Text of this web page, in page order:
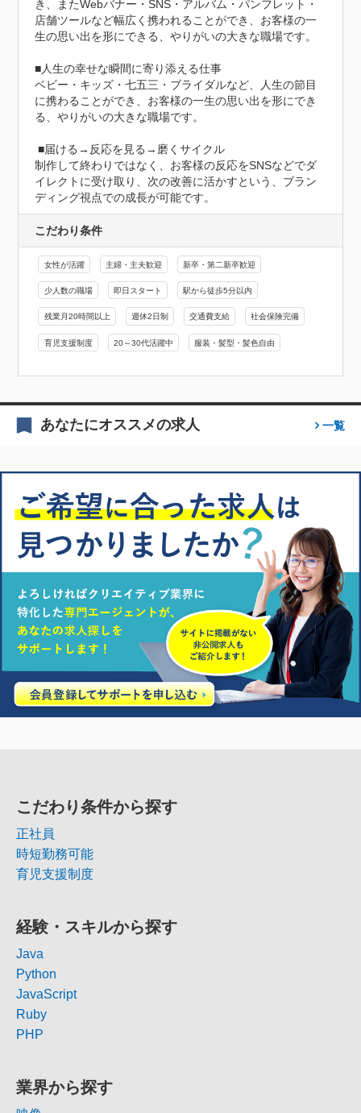
き、またWebバナー・SNS・アルバム・パンフレット・
店舗ツールなど幅広く携われることができ、お客様の一
生の思い出を形にできる、やりがいの大きな職場です。
■人生の幸せな瞬間に寄り添える仕事
ベビー・キッズ・七五三・ブライダルなど、人生の節目
に携わることができ、お客様の一生の思い出を形にでき
る、やりがいの大きな職場です。
■届ける→反応を見る→磨くサイクル
制作して終わりではなく、お客様の反応をSNSなどでダ
イレクトに受け取り、次の改善に活かすという、ブラン
ディング視点での成長が可能です。
こだわり条件
女性が活躍 主婦・主夫歓迎 新卒・第二新卒歓迎
少人数の職場 即日スタート 駅から徒歩5分以内
残業月20時間以上 週休2日制 交通費支給 社会保険完備
育児支援制度 20～30代活躍中 服装・髪型・髪色自由
あなたにオススメの求人 一覧
こだわり条件から探す
正社員
時短勤務可能
育児支援制度
経験・スキルから探す
Java
Python
JavaScript
Ruby
PHP
業界から探す